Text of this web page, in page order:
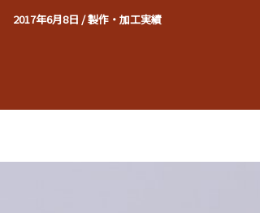
2017年6月8日 /製作・加工実績